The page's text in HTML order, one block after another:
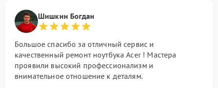
Шишкин Богдан
Большое спасибо за отличный сервис и
качественный ремонт ноутбука Acer ! Мастера
проявили высокий профессионализм и
внимательное отношение к деталям.